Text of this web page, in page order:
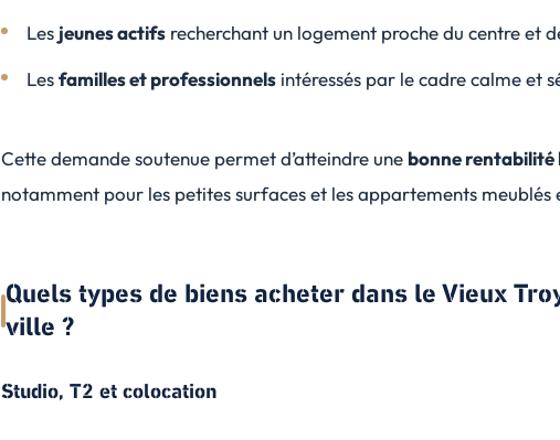
Les jeunes actifsrecherchant un logement proche du centre et
Lesfamilles et professionnelsintéressés par le cadre calme et
Cette demande soutenue permet d’atteindre une bonne rentabilité
notamment pour les petites surfaces et les appartements meublés
Quels types de biens acheter dans le Vieux
ville ?
Studio, T2 et colocation